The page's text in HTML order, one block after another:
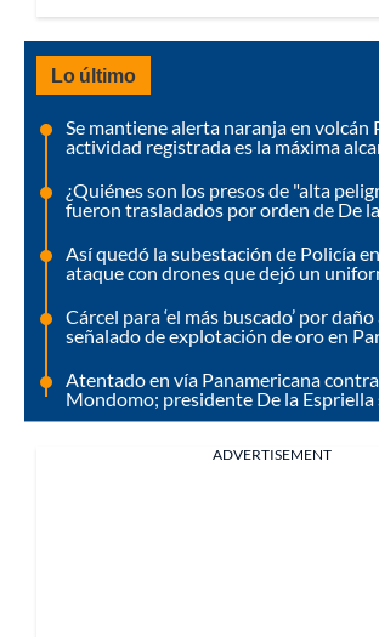
Lo último
Se mantiene alerta naranja en volcán
actividad registrada es la máxima
¿Quiénes son los presos de "alta
fueron trasladados por orden de De
Así quedó la subestación de Policía
ataque con drones que dejó un
Cárcel para ‘el más buscado’ por
señalado de explotación de oro en
Atentado en vía Panamericana
Mondomo; presidente De la
ADVERTISEMENT